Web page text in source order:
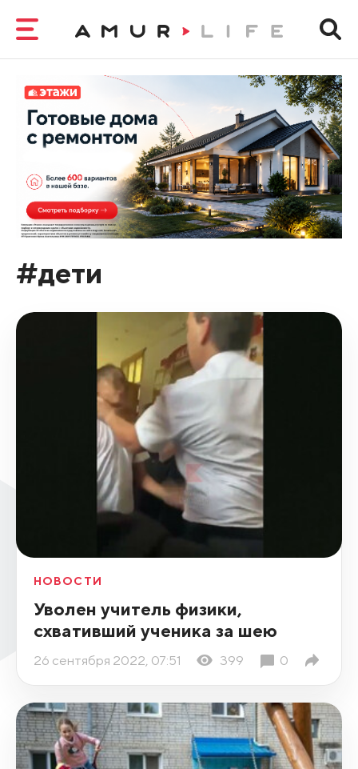
#дети
НОВОСТИ
Уволен учитель физики,
схвативший ученика за шею
26 сентября 2022, 07:51 399 0